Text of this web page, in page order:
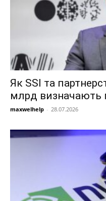
Як SSI та
млрд визначають
maxwelhelp - 28.07.2026